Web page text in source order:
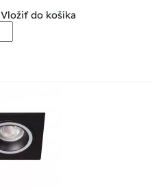
Vložiť do košíka